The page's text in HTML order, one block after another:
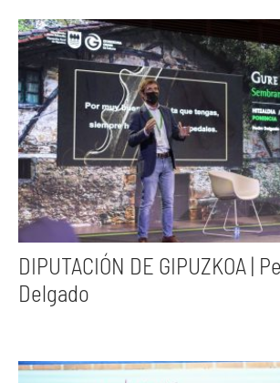
DIPUTACIÓN DE GIPUZKOA |
Delgado